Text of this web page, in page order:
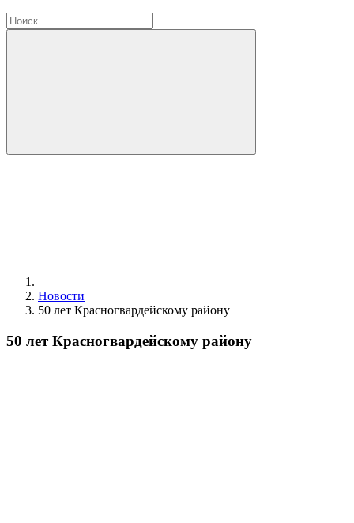
Новости
50 лет Красногвардейскому району
50 лет Красногвардейскому району